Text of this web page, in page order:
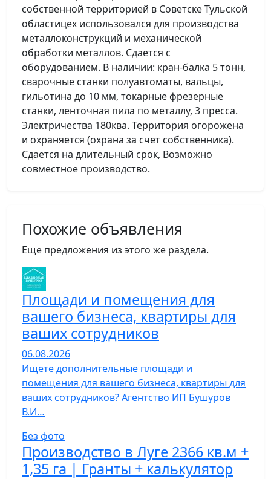
собственной территорией в Советске Тульской
областицех использовался для производства
металлоконструкций и механической
обработки металлов. Сдается с
оборудованием. В наличии: кран-балка 5 тонн,
сварочные станки полуавтоматы, вальцы,
гильотина до 10 мм, токарные фрезерные
станки, ленточная пила по металлу, 3 пресса.
Электричества 180ква. Территория огорожена
и охраняется (охрана за счет собственника).
Сдается на длительный срок, Возможно
совместное производство.
Похожие объявления
Еще предложения из этого же раздела.
Площади и помещения для
вашего бизнеса, квартиры для
ваших сотрудников
06.08.2026
Ищете дополнительные площади и
помещения для вашего бизнеса, квартиры для
ваших сотрудников? Агентство ИП Бушуров
В.И…
Без фото
Производство в Луге 2366 кв.м +
1,35 га | Гранты + калькулятор